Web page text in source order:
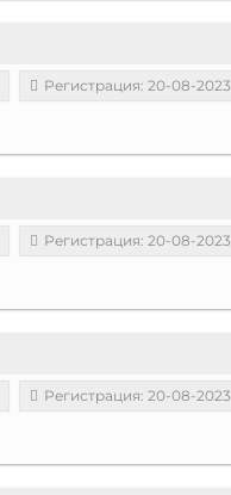
Регистрация: 20-08-2023
Регистрация: 20-08-2023
Регистрация: 20-08-2023